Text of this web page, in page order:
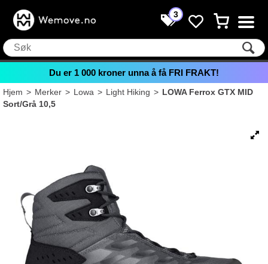
3
Du er 1 000 kroner unna å få FRI FRAKT!
Hjem>Merker>Lowa>Light Hiking>LOWA Ferrox GTX MID
Sort/Grå 10,5